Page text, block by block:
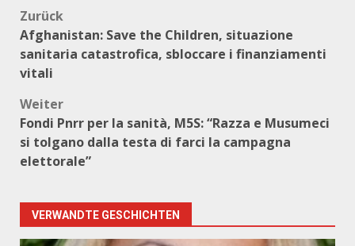
Beitragsnavigation
Zurück
Afghanistan: Save the Children, situazione
sanitaria catastrofica, sbloccare i finanziamenti
vitali
Weiter
Fondi Pnrr per la sanità, M5S: “Razza e Musumeci
si tolgano dalla testa di farci la campagna
elettorale”
VERWANDTE GESCHICHTEN